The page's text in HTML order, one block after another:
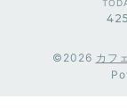
425
©2026 カフ